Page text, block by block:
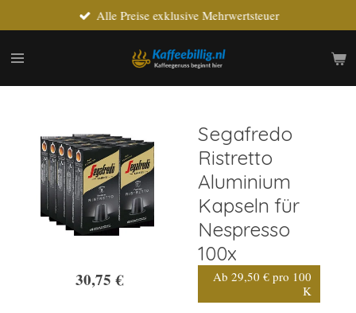
Hauptinhalt
springen
Alle Preise exklusive Mehrwertsteuer
Segafredo
Ristretto
Aluminium
Kapseln für
Nespresso
100x
Ab 29,50 € pro 100
K
30,75 €